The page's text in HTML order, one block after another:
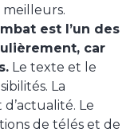
est l’un des
car
Le texte et le
La
Le
de télés et de